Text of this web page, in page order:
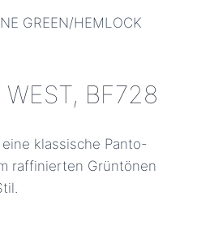
GREEN/HEMLOCK
BF728
klassische Panto-
raffinierten Grüntönen